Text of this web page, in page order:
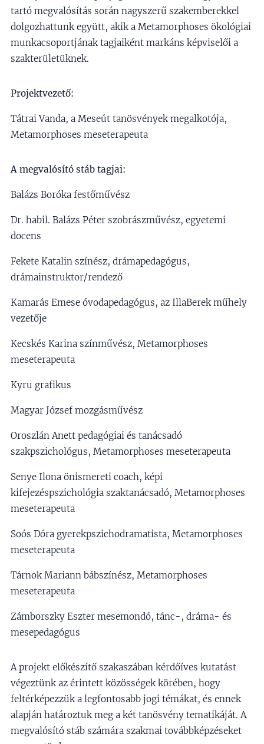
tartó megvalósítás során nagyszerű szakemberekkel
dolgozhattunk együtt, akik a Metamorphoses ökológiai
munkacsoportjának tagjaiként markáns képviselői a
szakterületüknek.
Projektvezető:
Tátrai Vanda, a Meseút tanösvények megalkotója,
Metamorphoses meseterapeuta
A megvalósító stáb tagjai:
Balázs Boróka festőművész
Dr. habil. Balázs Péter szobrászművész, egyetemi
docens
Fekete Katalin színész, drámapedagógus,
drámainstruktor/rendező
Kamarás Emese óvodapedagógus, az IllaBerek műhely
vezetője
Kecskés Karina színművész, Metamorphoses
meseterapeuta
Kyru grafikus
Magyar József mozgásművész
Oroszlán Anett pedagógiai és tanácsadó
szakpszichológus, Metamorphoses meseterapeuta
Senye Ilona önismereti coach, képi
kifejezéspszichológia szaktanácsadó, Metamorphoses
meseterapeuta
Soós Dóra gyerekpszichodramatista, Metamorphoses
meseterapeuta
Tárnok Mariann bábszínész, Metamorphoses
meseterapeuta
Zámborszky Eszter mesemondó, tánc-, dráma- és
mesepedagógus
A projekt előkészítő szakaszában kérdőíves kutatást
végeztünk az érintett közösségek körében, hogy
feltérképezzük a legfontosabb jogi témákat, és ennek
alapján határoztuk meg a két tanösvény tematikáját. A
megvalósító stáb számára szakmai továbbképzéseket